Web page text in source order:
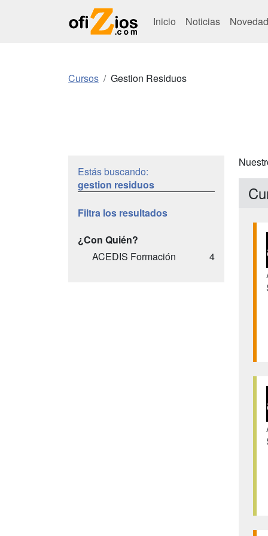
Inicio Noticias
Cursos Gestion Residuos
Estás buscando:
gestion residuos
Filtra los resultados
¿Con Quién?
ACEDIS Formación
4